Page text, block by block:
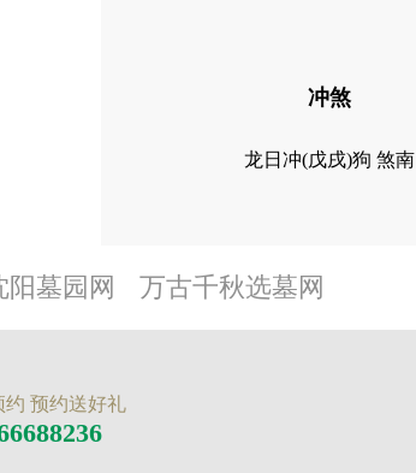
冲煞
龙日冲(戊戌)狗 煞南
阳墓园网 万古千秋选墓网
约 预约送好礼